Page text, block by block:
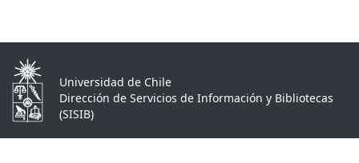
Universidad de Chile
Dirección de Servicios de Información y Bibliotecas
(SISIB)